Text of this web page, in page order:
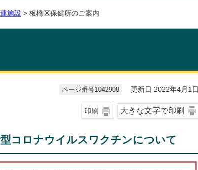
施設 > 板橋区保健所のご案内
ページ番号1042908 更新日 2022年4月1日
印刷 大きな文字で印刷
コロナウイルスワクチンについて